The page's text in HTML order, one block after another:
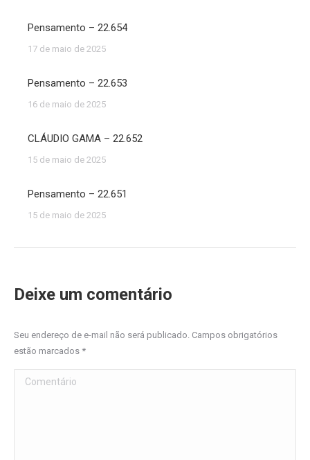
Pensamento – 22.654
17 de maio de 2025
Pensamento – 22.653
16 de maio de 2025
CLÁUDIO GAMA – 22.652
15 de maio de 2025
Pensamento – 22.651
15 de maio de 2025
Deixe um comentário
Seu endereço de e-mail não será publicado. Campos obrigatórios
estão marcados *
Comentário